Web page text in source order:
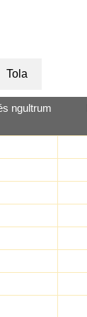
Tola
ngultrum